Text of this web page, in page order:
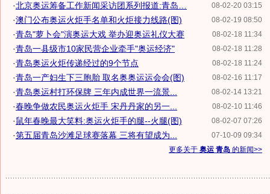
08-02-20 03:15
·北京奥运筹备工作新闻采访团系列报道:青岛…
08-02-19 08:50
·澳门公布奥运火炬手名单和火炬接力线路(图)
08-02-18 11:34
·青岛"萝卜会"演奥运大戏 举办迎奥运礼仪大赛
08-02-18 11:28
·青岛一县级市10家民营企业牵手"奥运经济"
08-02-18 11:24
·青岛奥运火炬传递经过的9个节点
08-02-16 11:17
·青岛一产妇生下三胞胎 取名奥奥运运会会(图)
08-02-14 13:21
·青岛奥运村打环保牌 三年内成世界一流景...
08-02-10 11:46
·春晚争做农民奥运火炬手 宋丹丹家的另一...
08-02-07 07:26
·鼠年春晚最大笑料:奥运火炬手的腿--火腿(图)
07-10-09 09:34
·第五届青岛沙滩足球赛落幕 三将有望成为...
更多关于 奥运 青岛 的新闻>>